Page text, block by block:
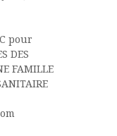
pour
DES
FAMILLE